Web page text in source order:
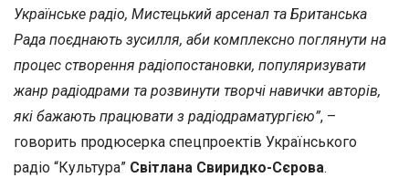
Українське радіо, Мистецький арсенал та Британська
Рада поєднають зусилля, аби комплексно поглянути на
процес створення радіопостановки, популяризувати
жанр радіодрами та розвинути творчі навички авторів,
які бажають працювати з радіодраматургією”, –
говорить продюсерка спецпроектів Українського
радіо “Культура” Світлана Свиридко-Сєрова.